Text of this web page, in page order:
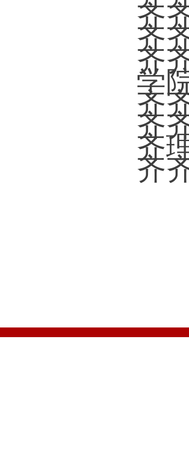
齐
齐
齐
学
齐
齐
齐
齐